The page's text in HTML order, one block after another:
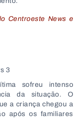
Centroeste News e
sofreu intenso
da situação. O
a criança chegou a
após os familiares